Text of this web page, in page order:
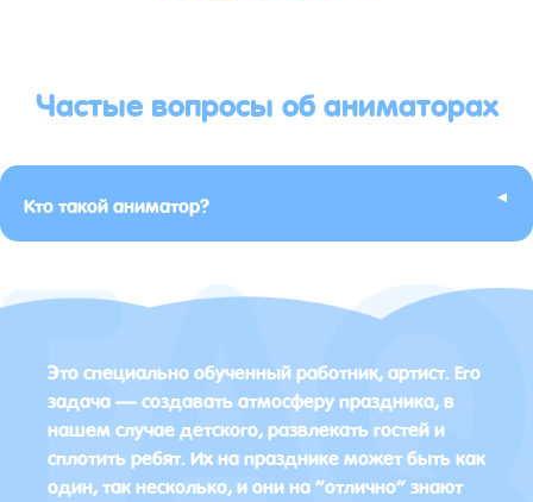
Частые вопросы об аниматорах
Кто такой аниматор? ▸
Это специально обученный работник, артист. Его
задача — создавать атмосферу праздника, в
нашем случае детского, развлекать гостей и
сплотить ребят. Их на празднике может быть как
один, так несколько, и они на “отлично” знают